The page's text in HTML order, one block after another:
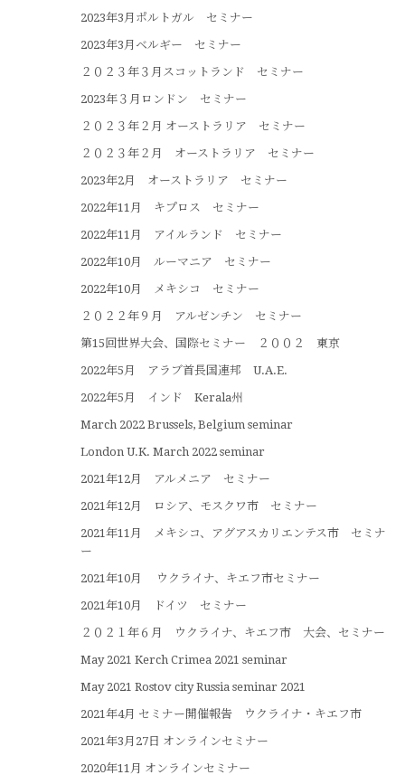
2023年3月ポルトガル セミナー
2023年3月ベルギー セミナー
２０２３年３月スコットランド セミナー
2023年３月ロンドン セミナー
２０２３年２月 オーストラリア セミナー
２０２３年２月 オーストラリア セミナー
2023年2月 オーストラリア セミナー
2022年11月 キプロス セミナー
2022年11月 アイルランド セミナー
2022年10月 ルーマニア セミナー
2022年10月 メキシコ セミナー
２０２２年９月 アルゼンチン セミナー
第15回世界大会、国際セミナー ２００２ 東京
2022年5月 アラブ首長国連邦 U.A.E.
2022年5月 インド Kerala州
March 2022 Brussels, Belgium seminar
London U.K. March 2022 seminar
2021年12月 アルメニア セミナー
2021年12月 ロシア、モスクワ市 セミナー
2021年11月 メキシコ、アグアスカリエンテス市 セミナ
ー
2021年10月 ウクライナ、キエフ市セミナー
2021年10月 ドイツ セミナー
２０２１年６月 ウクライナ、キエフ市 大会、セミナー
May 2021 Kerch Crimea 2021 seminar
May 2021 Rostov city Russia seminar 2021
2021年4月 セミナー開催報告 ウクライナ・キエフ市
2021年3月27日 オンラインセミナー
2020年11月 オンラインセミナー